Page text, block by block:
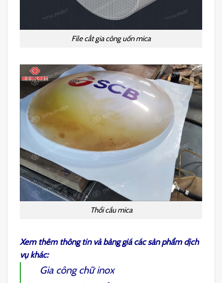
File cắt gia công uốn mica
Thổi cầu mica
Xem thêm thông tin và bảng giá các sản phẩm dịch
vụ khác:
Gia công chữ inox